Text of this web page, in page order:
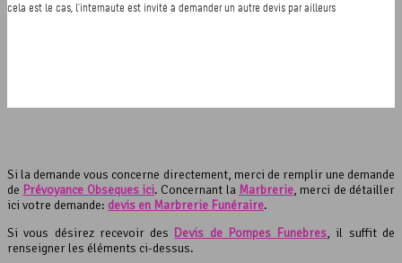
Si la demande vous concerne directement, merci de remplir une demande
de Prévoyance Obsèques ici. Concernant la Marbrerie, merci de détailler
ici votre demande: devis en Marbrerie Funéraire.
Si vous désirez recevoir des Devis de Pompes Funèbres, il suffit de
renseigner les éléments ci-dessus.